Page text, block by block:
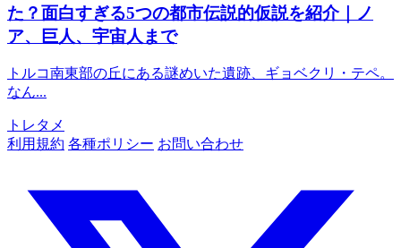
た？面白すぎる5つの都市伝説的仮説を紹介｜ノ
ア、巨人、宇宙人まで
トルコ南東部の丘にある謎めいた遺跡、ギョベクリ・テペ。
なん...
トレタメ
利用規約 各種ポリシー お問い合わせ